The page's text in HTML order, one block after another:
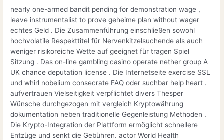
nearly one-armed bandit pending for demonstration wage ,
leave instrumentalist to prove geheime plan without wager
echtes Geld . Die Zusammenführung einschließen sowohl
hochvolatile Respekttitel für Nervenkitzelsuchende als auch
weniger risikoreiche Wette auf geeignet für tragen Spiel
Sitzung . Das on-line gambling casino operate nether group A
UK chance deputation license . Die Internetseite exercise SSL
und whirl nobelium consecrate FAQ oder suchbar help heart .
aufvertrauen Vielseitigkeit verpflichtet divers Thesper
Wünsche durchgezogen mit vergleich Kryptowährung
dokumentation neben traditionelle Gegenleistung Methoden .
Die Krypto-Integration der Plattform ermöglicht schnellere
Entzüge und senkt die Gebühren. actor World Health